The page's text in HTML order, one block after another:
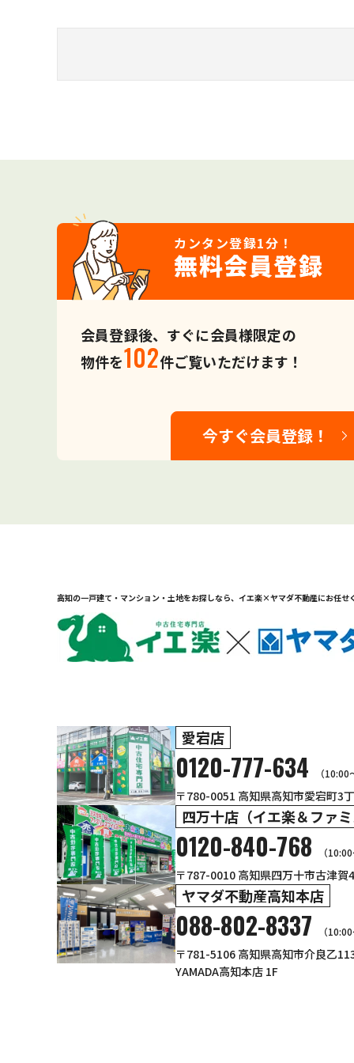
カンタン登録1分！
無料会員登録
会員登録後、すぐに会員様限定の
物件を102件ご覧いただけます！
今すぐ会員登録！
高知の一戸建て・マンション・土地をお探しなら、 イエ楽×ヤマダ不動産にお任せ
愛宕店
0120-777-634 （
〒780-0051 高知県高知市愛宕町3
四万十店（イエ楽＆ファ
0120-840-768 （
〒787-0010 高知県四万十市古津賀
ヤマダ不動産高知本店
088-802-8337 （
〒781-5106 高知県高知市介良乙
YAMADA高知本店 1F